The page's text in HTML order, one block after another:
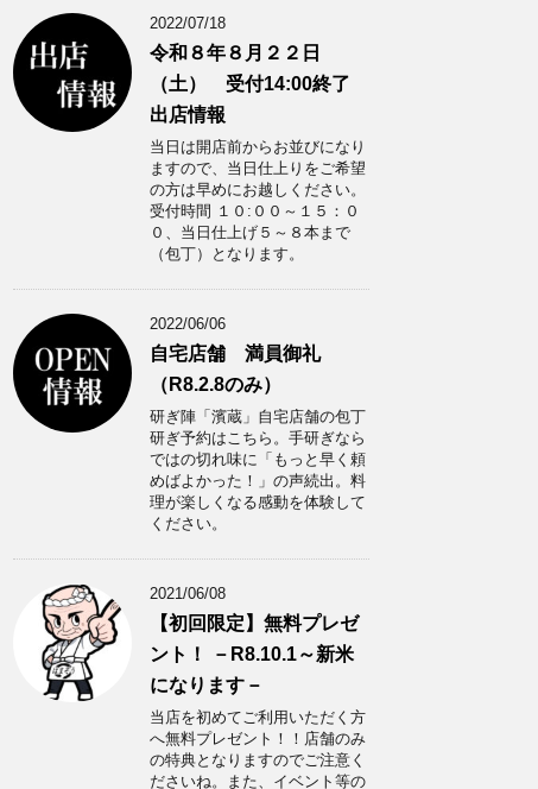
2022/07/18
令和８年８月２２日
（土） 受付14:00終了
出店情報
当日は開店前からお並びになり
ますので、当日仕上りをご希望
の方は早めにお越しください。
受付時間 １０:００～１５：０
０、当日仕上げ５～８本まで
（包丁）となります。
2022/06/06
自宅店舗 満員御礼
（R8.2.8のみ）
研ぎ陣「濱蔵」自宅店舗の包丁
研ぎ予約はこちら。手研ぎなら
ではの切れ味に「もっと早く頼
めばよかった！」の声続出。料
理が楽しくなる感動を体験して
ください。
2021/06/08
【初回限定】無料プレゼ
ント！ －R8.10.1～新米
になります－
当店を初めてご利用いただく方
へ無料プレゼント！！店舗のみ
の特典となりますのでご注意く
ださいね。また、イベント等の